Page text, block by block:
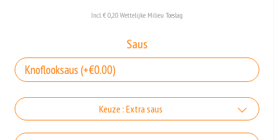
Incl. € 0,20 Wettelijke Milieu Toeslag
Saus
Keuze : Extra saus